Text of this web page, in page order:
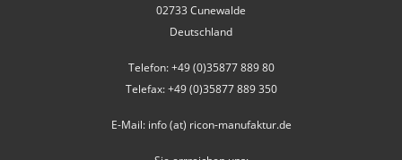
02733 Cunewalde
Deutschland
Telefon: +49 (0)35877 889 80
Telefax: +49 (0)35877 889 350
E-Mail: info (at) ricon-manufaktur.de